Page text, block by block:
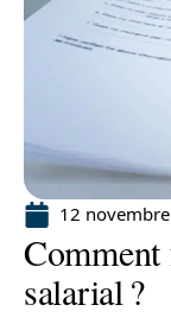
12
salarial ?